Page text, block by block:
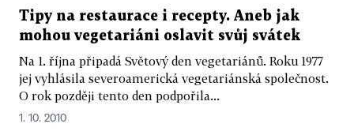
Tipy na restaurace i recepty. Aneb jak
mohou vegetariáni oslavit svůj svátek
Na 1. října připadá Světový den vegetariánů. Roku 1977
jej vyhlásila severoamerická vegetariánská společnost.
O rok později tento den podpořila...
1. 10. 2010